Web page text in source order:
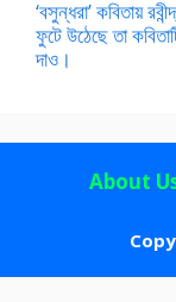
‘বসুন্ধরা’ কবিতায়
ফুটে উঠেছে তা
দাও।
About